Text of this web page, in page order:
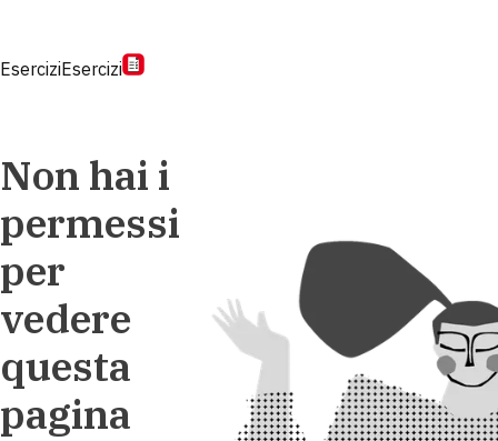
EserciziEsercizi
Non hai i
permessi
per
vedere
questa
pagina